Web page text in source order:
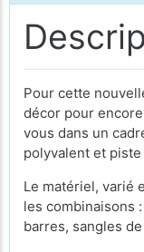
Pour cette
décor pour
vous dans un
polyvalent et piste
Le matériel, varié
les combinaisons
barres, sangles